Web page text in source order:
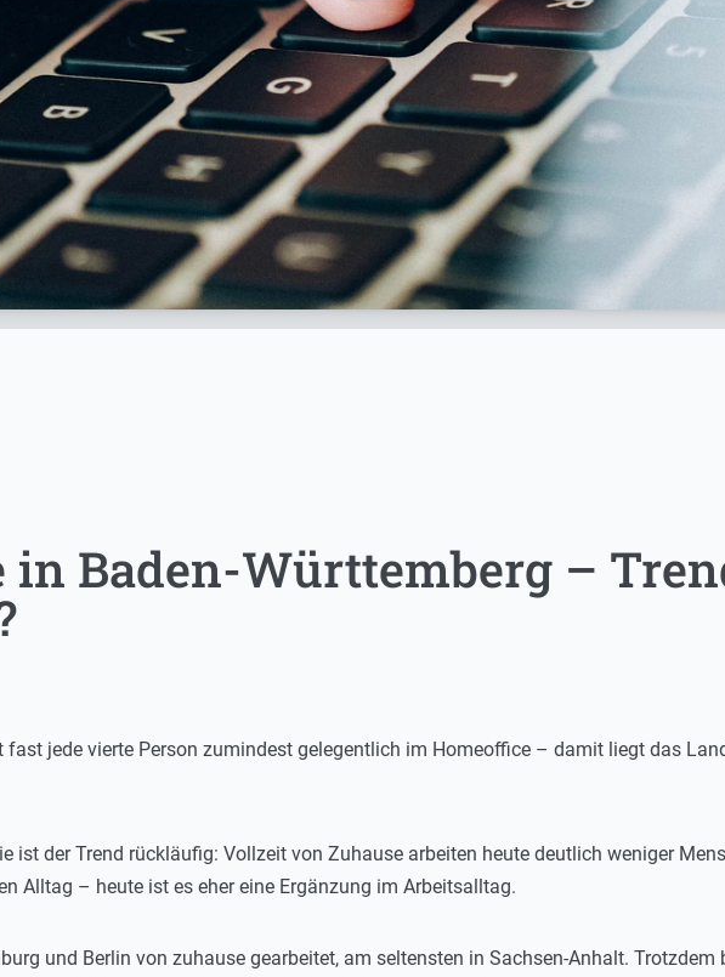
in Baden-Württemberg –
fast jede vierte Person zumindest gelegentlich im Homeoffice – damit liegt das
ist der Trend rückläufig: Vollzeit von Zuhause arbeiten heute deutlich weniger
Alltag – heute ist es eher eine Ergänzung im Arbeitsalltag.
und Berlin von zuhause gearbeitet, am seltensten in Sachsen-Anhalt. Trotzdem